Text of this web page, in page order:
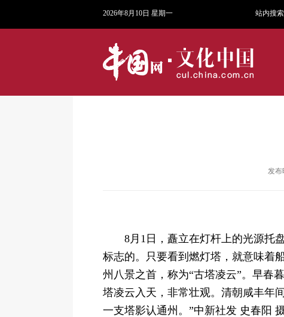
2026年8月10日 星期一 站内搜索
发布
8月1日，矗立在灯杆上的光源托
标志的。只要看到燃灯塔，就意味着
州八景之首，称为“古塔凌云”。早春
塔凌云入天，非常壮观。清朝咸丰年
一支塔影认通州。”中新社发 史春阳